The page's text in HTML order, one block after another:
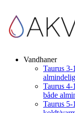
Vandhaner
Taurus 3-
Taurus 4-
både
Taurus 5-